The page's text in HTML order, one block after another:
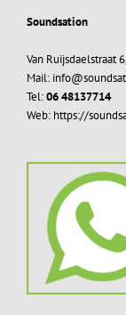
Soundsation
Van Ruijsdaelstraat
Mail:
Tel:06 48137714
Web: https://